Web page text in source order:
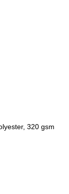
320 gsm